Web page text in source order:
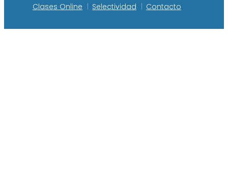
Clases Online Selectividad Contacto